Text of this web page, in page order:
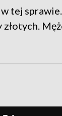
tej